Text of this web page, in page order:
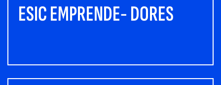
ESIC EMPRENDE- DORES